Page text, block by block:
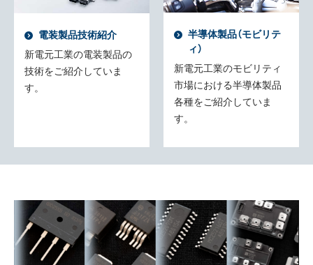
電装製品技術紹介
新電元工業の電装製品の
技術をご紹介していま
す。
半導体製品（モビリテ
ィ）
新電元工業のモビリティ
市場における半導体製品
各種をご紹介していま
す。